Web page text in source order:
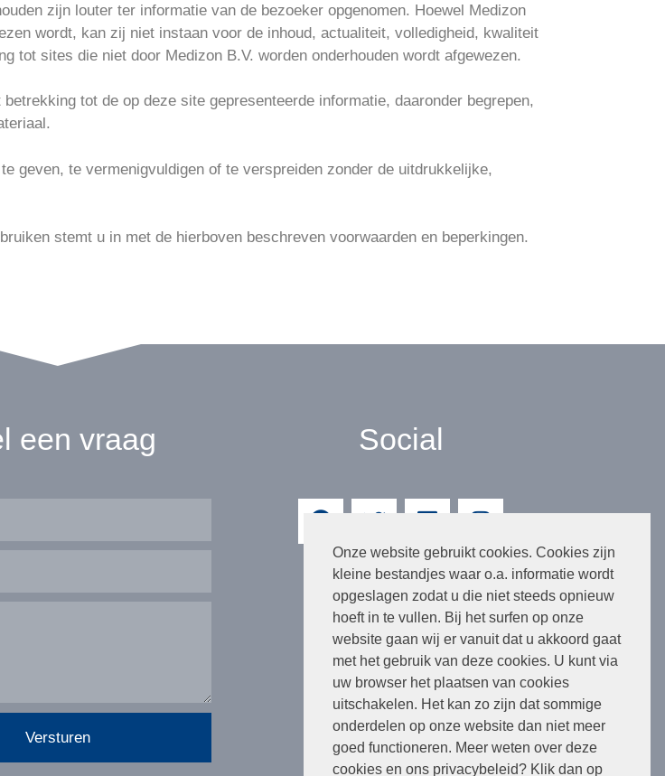
Onze website gebruikt cookies. Cookies zijn
kleine bestandjes waar o.a. informatie wordt
opgeslagen zodat u die niet steeds opnieuw
hoeft in te vullen. Bij het surfen op onze
website gaan wij er vanuit dat u akkoord gaat
met het gebruik van deze cookies. U kunt via
uw browser het plaatsen van cookies
uitschakelen. Het kan zo zijn dat sommige
onderdelen op onze website dan niet meer
goed functioneren. Meer weten over deze
cookies en ons privacybeleid? Klik dan op
zijn louter ter informatie van de bezoeker opgenomen. Hoewel Medizon
wordt, kan zij niet instaan voor de inhoud, actualiteit, volledigheid, kwaliteit
tot sites die niet door Medizon B.V. worden onderhouden wordt afgewezen.
tot de op deze site gepresenteerde informatie, daaronder begrepen,
geven, te vermenigvuldigen of te verspreiden zonder de uitdrukkelijke,
stemt u in met de hierboven beschreven voorwaarden en beperkingen.
een vraag
Versturen
Social